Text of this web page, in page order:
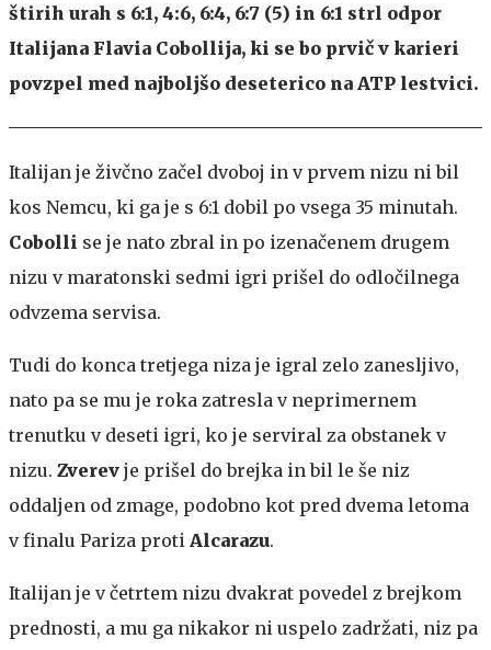
štirih urah s 6:1, 4:6, 6:4, 6:7 (5) in 6:1 strl odpor
Italijana Flavia Cobollija, ki se bo prvič v karieri
povzpel med najboljšo deseterico na ATP lestvici.
Italijan je živčno začel dvoboj in v prvem nizu ni bil
kos Nemcu, ki ga je s 6:1 dobil po vsega 35 minutah.
Cobolli se je nato zbral in po izenačenem drugem
nizu v maratonski sedmi igri prišel do odločilnega
odvzema servisa.
Tudi do konca tretjega niza je igral zelo zanesljivo,
nato pa se mu je roka zatresla v neprimernem
trenutku v deseti igri, ko je serviral za obstanek v
nizu. Zverev je prišel do brejka in bil le še niz
oddaljen od zmage, podobno kot pred dvema letoma
v finalu Pariza proti Alcarazu.
Italijan je v četrtem nizu dvakrat povedel z brejkom
prednosti, a mu ga nikakor ni uspelo zadržati, niz pa